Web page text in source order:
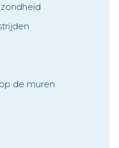
de muren